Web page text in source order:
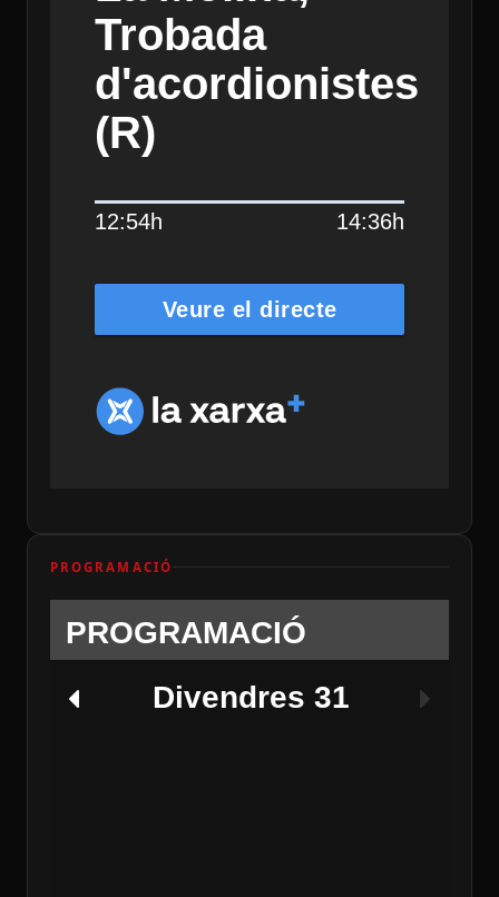
Trobada
d'acordionistes
(R)
12:54h 14:36h
Veure el directe
PROGRAMACIÓ
PROGRAMACIÓ
Divendres 31